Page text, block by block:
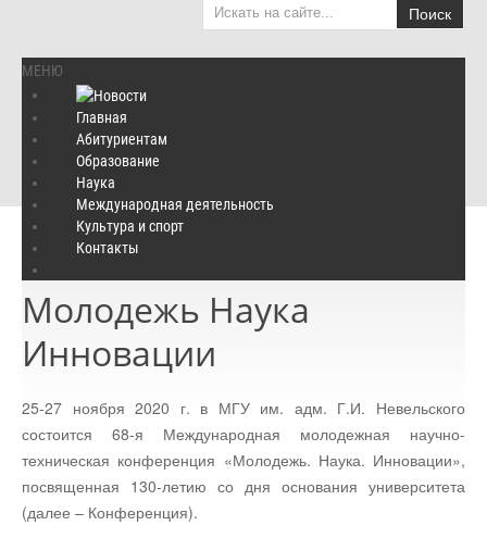
Поиск
МЕНЮ
Главная
Абитуриентам
Образование
Наука
Международная деятельность
Культура и спорт
Контакты
Главная / Наука
Молодежь Наука Инновации
Четверг, 05 ноября 2020 13:38
Молодежь Наука
Инновации
25-27 ноября 2020 г. в МГУ им. адм. Г.И. Невельского
состоится 68-я Международная молодежная научно-
техническая конференция «Молодежь. Наука. Инновации»,
посвященная 130-летию со дня основания университета
(далее – Конференция).